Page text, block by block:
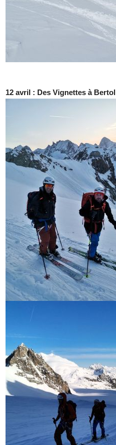
12 avril : Des Vignettes à Bertol